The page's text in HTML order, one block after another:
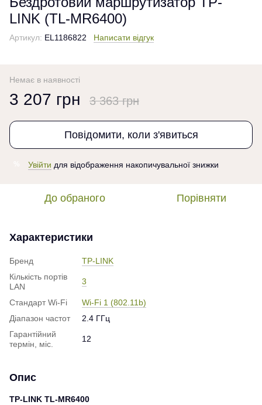
LINK (TL-MR6400)
Артикул: EL1186822 Написати відгук
Немає в наявності
3 207 грн 3 363 грн
Повідомити, коли з'явиться
Увійти для відображення накопичувальної знижки
До обраного Порівняти
Характеристики
Бренд
TP-LINK
Кількість портів
LAN
3
Стандарт Wi-Fi
Wi-Fi 1 (802.11b)
Діапазон частот
2.4 ГГц
Гарантійний
термін, міс.
12
Опис
TP-LINK TL-MR6400